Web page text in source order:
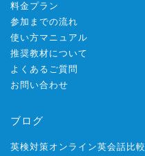
料金プラン
参加までの流れ
使い方マニュアル
推奨教材について
よくあるご質問
お問い合わせ
ブログ
英検対策オンライン英会話比較